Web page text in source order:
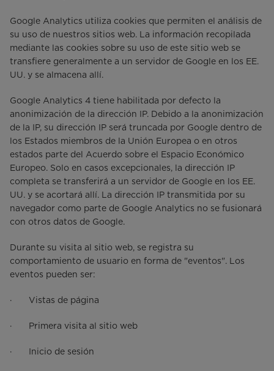
Google Analytics utiliza cookies que permiten el análisis de
su uso de nuestros sitios web. La información recopilada
mediante las cookies sobre su uso de este sitio web se
transfiere generalmente a un servidor de Google en los EE.
UU. y se almacena allí.
Google Analytics 4 tiene habilitada por defecto la
anonimización de la dirección IP. Debido a la anonimización
de la IP, su dirección IP será truncada por Google dentro de
los Estados miembros de la Unión Europea o en otros
estados parte del Acuerdo sobre el Espacio Económico
Europeo. Solo en casos excepcionales, la dirección IP
completa se transferirá a un servidor de Google en los EE.
UU. y se acortará allí. La dirección IP transmitida por su
navegador como parte de Google Analytics no se fusionará
con otros datos de Google.
Durante su visita al sitio web, se registra su
comportamiento de usuario en forma de "eventos". Los
eventos pueden ser:
· Vistas de página
· Primera visita al sitio web
· Inicio de sesión